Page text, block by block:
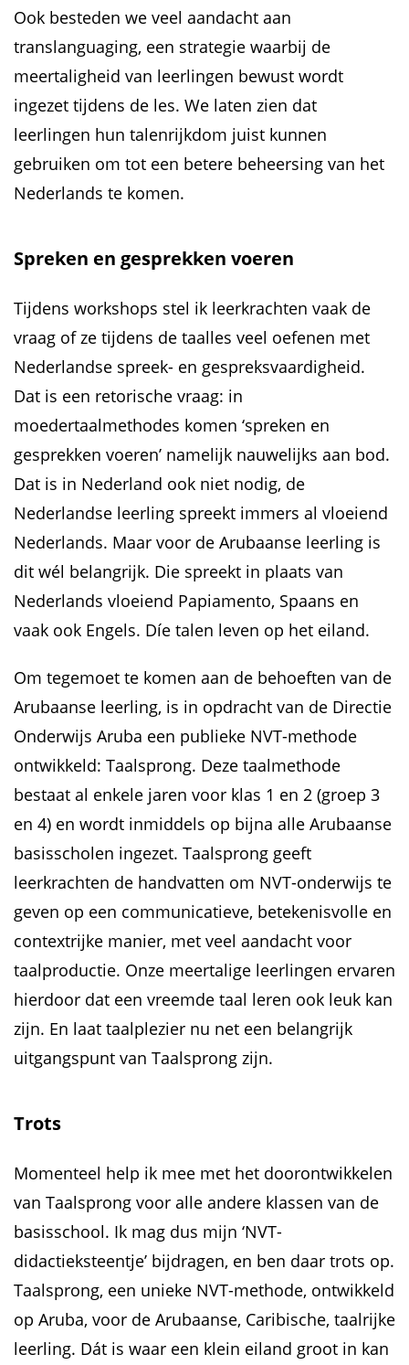
Ook besteden we veel aandacht aan
translanguaging, een strategie waarbij de
meertaligheid van leerlingen bewust wordt
ingezet tijdens de les. We laten zien dat
leerlingen hun talenrijkdom juist kunnen
gebruiken om tot een betere beheersing van het
Nederlands te komen.
Spreken en gesprekken voeren
Tijdens workshops stel ik leerkrachten vaak de
vraag of ze tijdens de taalles veel oefenen met
Nederlandse spreek- en gespreksvaardigheid.
Dat is een retorische vraag: in
moedertaalmethodes komen ‘spreken en
gesprekken voeren’ namelijk nauwelijks aan bod.
Dat is in Nederland ook niet nodig, de
Nederlandse leerling spreekt immers al vloeiend
Nederlands. Maar voor de Arubaanse leerling is
dit wél belangrijk. Die spreekt in plaats van
Nederlands vloeiend Papiamento, Spaans en
vaak ook Engels. Díe talen leven op het eiland.
Om tegemoet te komen aan de behoeften van de
Arubaanse leerling, is in opdracht van de Directie
Onderwijs Aruba een publieke NVT-methode
ontwikkeld: Taalsprong. Deze taalmethode
bestaat al enkele jaren voor klas 1 en 2 (groep 3
en 4) en wordt inmiddels op bijna alle Arubaanse
basisscholen ingezet. Taalsprong geeft
leerkrachten de handvatten om NVT-onderwijs te
geven op een communicatieve, betekenisvolle en
contextrijke manier, met veel aandacht voor
taalproductie. Onze meertalige leerlingen ervaren
hierdoor dat een vreemde taal leren ook leuk kan
zijn. En laat taalplezier nu net een belangrijk
uitgangspunt van Taalsprong zijn.
Trots
Momenteel help ik mee met het doorontwikkelen
van Taalsprong voor alle andere klassen van de
basisschool. Ik mag dus mijn ‘NVT-
didactieksteentje’ bijdragen, en ben daar trots op.
Taalsprong, een unieke NVT-methode, ontwikkeld
op Aruba, voor de Arubaanse, Caribische, taalrijke
leerling. Dát is waar een klein eiland groot in kan